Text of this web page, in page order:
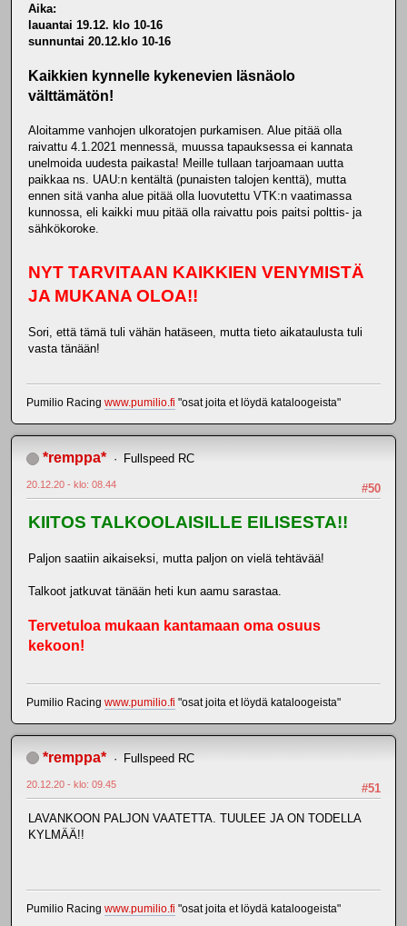
Aika:
lauantai 19.12. klo 10-16
sunnuntai 20.12.klo 10-16
Kaikkien kynnelle kykenevien läsnäolo
välttämätön!
Aloitamme vanhojen ulkoratojen purkamisen. Alue pitää olla
raivattu 4.1.2021 mennessä, muussa tapauksessa ei kannata
unelmoida uudesta paikasta! Meille tullaan tarjoamaan uutta
paikkaa ns. UAU:n kentältä (punaisten talojen kenttä), mutta
ennen sitä vanha alue pitää olla luovutettu VTK:n vaatimassa
kunnossa, eli kaikki muu pitää olla raivattu pois paitsi polttis- ja
sähkökoroke.
NYT TARVITAAN KAIKKIEN VENYMISTÄ
JA MUKANA OLOA!!
Sori, että tämä tuli vähän hatäseen, mutta tieto aikataulusta tuli
vasta tänään!
Pumilio Racing www.pumilio.fi "osat joita et löydä kataloogeista"
*remppa* Fullspeed RC
#50
20.12.20 - klo: 08.44
KIITOS TALKOOLAISILLE EILISESTA!!
Paljon saatiin aikaiseksi, mutta paljon on vielä tehtävää!
Talkoot jatkuvat tänään heti kun aamu sarastaa.
Tervetuloa mukaan kantamaan oma osuus
kekoon!
Pumilio Racing www.pumilio.fi "osat joita et löydä kataloogeista"
*remppa* Fullspeed RC
#51
20.12.20 - klo: 09.45
LAVANKOON PALJON VAATETTA. TUULEE JA ON TODELLA
KYLMÄÄ!!
Pumilio Racing www.pumilio.fi "osat joita et löydä kataloogeista"